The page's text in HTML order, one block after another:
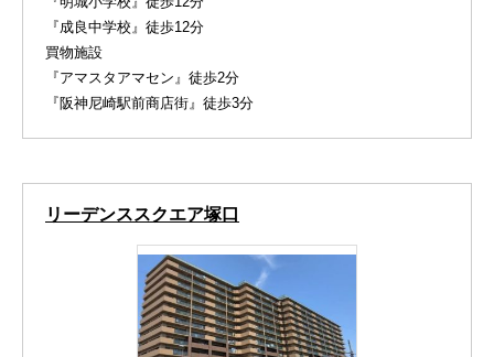
『成良中学校』徒歩12分
買物施設
『アマスタアマセン』徒歩2分
『阪神尼崎駅前商店街』徒歩3分
リーデンススクエア塚口